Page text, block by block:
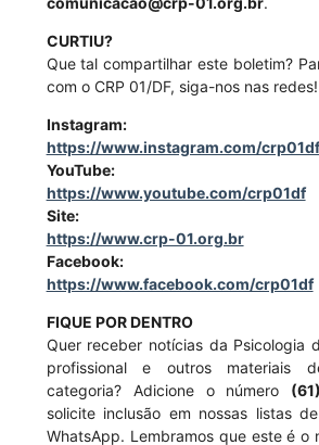
CURTIU?
Que tal compartilhar este boletim?
com o CRP 01/DF, siga-nos nas redes!
Instagram:
https://www.instagram.com/crp01df
YouTube:
https://www.youtube.com/crp01df
Site:
https://www.crp-01.org.br
Facebook:
https://www.facebook.com/crp01df
FIQUE POR DENTRO
Quer receber notícias da Psicologia
profissional e outros materiais
categoria? Adicione o número
solicite inclusão em nossas listas
WhatsApp. Lembramos que este é o